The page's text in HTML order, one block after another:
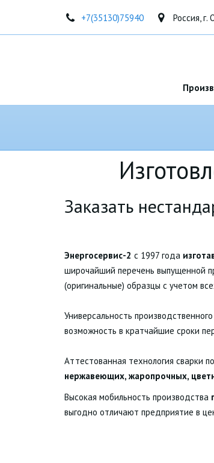
+7(35130)75940 Россия г.
Заказать
Энергосервис-2 с 1997 года
широчайший перечень выпущенной
(оригинальные) образцы с учетом
Универсальность
возможность в кратчайшие сроки
Аттестованная технология сварки
нержавеющих, жаропрочных,
Высокая мобильность производства
выгодно отличают предприятие в